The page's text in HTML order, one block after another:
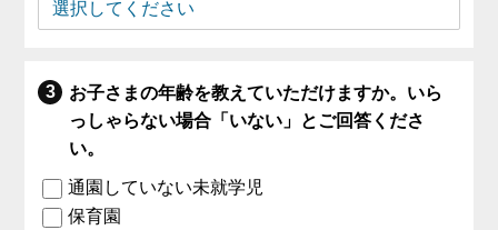
お子さまの年齢を教えていただけますか。いら
っしゃらない場合「いない」とご回答くださ
い。
通園していない未就学児
保育園